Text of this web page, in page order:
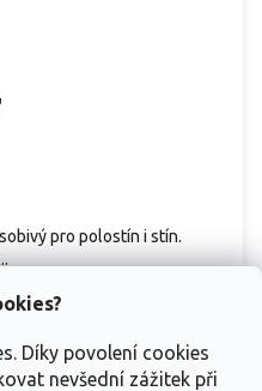
Díky povolení cookies
nevšední zážitek při
pro polostín i stín.